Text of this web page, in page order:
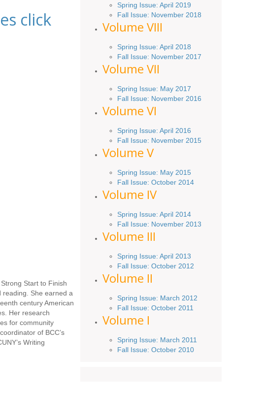
click
Start to Finish
reading. She earned a
century American
Her research
for community
of BCC’s
Writing
Spring Issue: April 2019
Fall Issue: November 2018
Volume VIII
Spring Issue: April 2018
Fall Issue: November 2017
Volume VII
Spring Issue: May 2017
Fall Issue: November2016
Volume VI
Spring Issue: April 2016
Fall Issue: November 2015
Volume V
Spring Issue: May 2015
Fall Issue: October2014
Volume IV
Spring Issue: April 2014
Fall Issue: November2013
Volume III
Spring Issue: April 2013
Fall Issue: October2012
Volume II
Spring Issue: March 2012
Fall Issue: October 2011
Volume I
Spring Issue: March 2011
Fall Issue: October 2010